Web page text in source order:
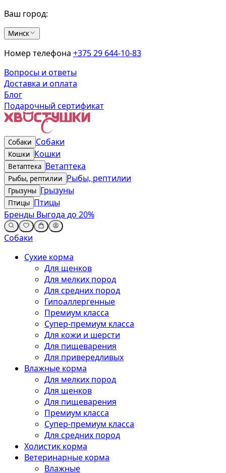
Ваш город:
Минск
Номер телефона +375 29 644-10-83
Вопросы и ответы
Доставка и оплата
Блог
Подарочный сертификат
Собаки Собаки
Кошки Кошки
Ветаптека Ветаптека
Рыбы, рептилии Рыбы, рептилии
Грызуны Грызуны
Птицы Птицы
Бренды Выгода до 20%
Собаки
Сухие корма
Для щенков
Для мелких пород
Для средних пород
Гипоаллергенные
Премиум класса
Супер-премиум класса
Для кожи и шерсти
Для пищеварения
Для привередливых
Влажные корма
Для мелких пород
Для щенков
Для пищеварения
Премиум класса
Супер-премиум класса
Для средних пород
Холистик корма
Ветеринарные корма
Влажные